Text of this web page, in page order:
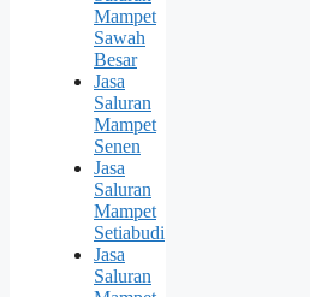
Mampet
Sawah
Besar
Jasa
Saluran
Mampet
Senen
Jasa
Saluran
Mampet
Setiabudi
Jasa
Saluran